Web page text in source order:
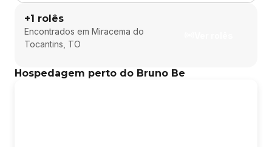
Tocantins.
Muito mais que um evento, um lifestyle. Drink na mão e o
pôr
do sol mais icônico do estado como cenário.
luxo encontra a natureza.
+1 rolês
Encontrados em Miracema do
Tocantins, TO
Hospedagem perto do Bruno Be